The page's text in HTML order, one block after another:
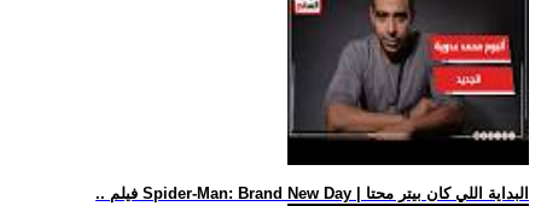
.. فيلم Spider-Man: Brand New Day | البداية اللي كان بيتر محتا